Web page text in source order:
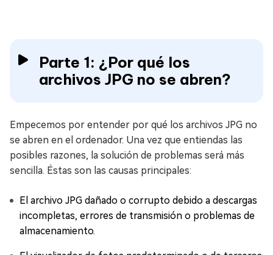
Parte 1: ¿Por qué los
archivos JPG no se abren?
Empecemos por entender por qué los archivos JPG no
se abren en el ordenador. Una vez que entiendas las
posibles razones, la solución de problemas será más
sencilla. Éstas son las causas principales:
El archivo JPG dañado o corrupto debido a descargas
incompletas, errores de transmisión o problemas de
almacenamiento.